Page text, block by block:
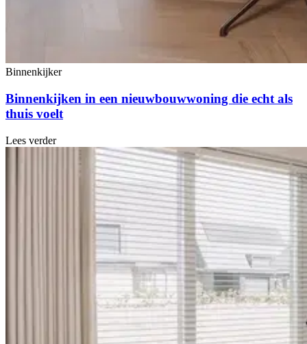
Binnenkijker
Binnenkijken in een nieuwbouwwoning die echt als
thuis voelt
Lees verder